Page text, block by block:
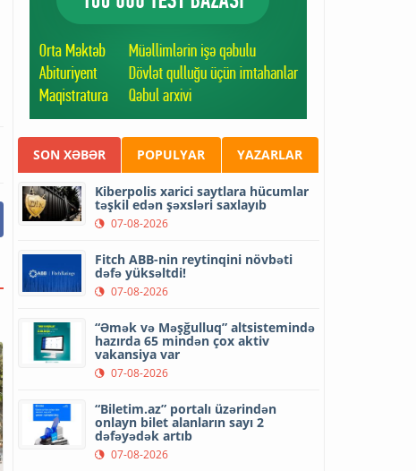
SON XƏBƏR POPULYAR YAZARLAR
Kiberpolis xarici saytlara hücumlar
təşkil edən şəxsləri saxlayıb
07-08-2026
Fitch ABB-nin reytinqini növbəti
dəfə yüksəltdi!
07-08-2026
“Əmək və Məşğulluq” altsistemində
hazırda 65 mindən çox aktiv
vakansiya var
07-08-2026
“Biletim.az” portalı üzərindən
onlayn bilet alanların sayı 2
dəfəyədək artıb
07-08-2026